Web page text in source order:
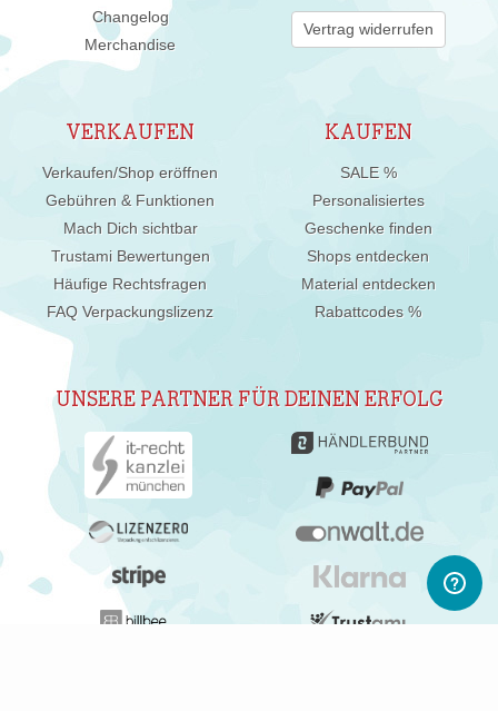
Changelog
Merchandise
Vertrag widerrufen
VERKAUFEN
Verkaufen/Shop eröffnen
Gebühren & Funktionen
Mach Dich sichtbar
Trustami Bewertungen
Häufige Rechtsfragen
FAQ Verpackungslizenz
KAUFEN
SALE %
Personalisiertes
Geschenke finden
Shops entdecken
Material entdecken
Rabattcodes %
UNSERE PARTNER FÜR DEINEN ERFOLG